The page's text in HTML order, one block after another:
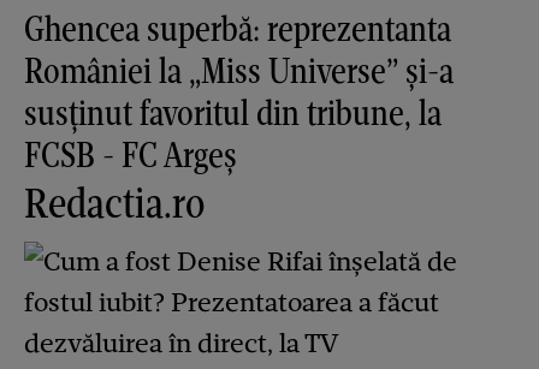
Ghencea superbă: reprezentanta
României la „Miss Universe” și-a
susținut favoritul din tribune, la
FCSB - FC Argeș
Redactia.ro